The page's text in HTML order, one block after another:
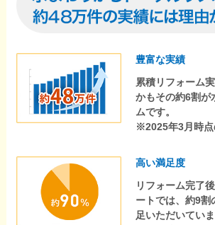
豊富な実績
累積リフォーム
かもその約6割が
ムです。
※2025年3月時
高い満足度
リフォーム完了
ートでは、約9割
足いただいていま